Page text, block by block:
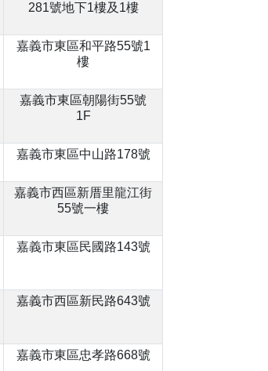
281號地下1樓及1樓
嘉義市東區和平路55號1
樓
嘉義市東區朝陽街55號
1F
嘉義市東區中山路178號
嘉義市西區新厝里龍江街
55號一樓
嘉義市東區民國路143號
嘉義市西區新民路643號
嘉義市東區忠孝路668號